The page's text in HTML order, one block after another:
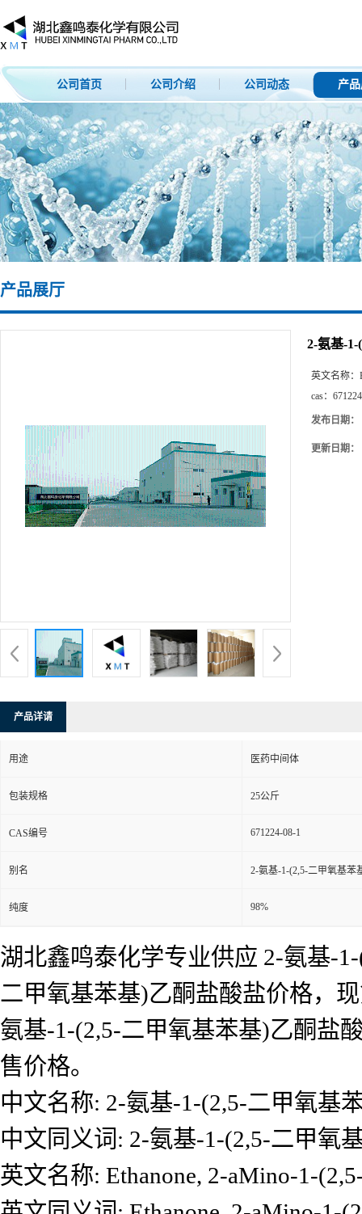
公司首页 公司介绍 公司动态 产
产品展厅
2-氨基-
英文名称：
cas：
发布日期：
更新日期：
产品详请
用途 医药中间体
包装规格 25公斤
CAS编号 671224-08-1
别名 2-氨基-1-(2,5-二甲氧基苯
纯度 98%
湖北鑫鸣泰化学专业供应 2-氨基-
二甲氧基苯基)乙酮盐酸盐价格，
氨基-1-(2,5-二甲氧基苯基)乙酮盐
售价格。
中文名称: 2-氨基-1-(2,5-二甲氧基
中文同义词: 2-氨基-1-(2,5-二甲氧
英文名称: Ethanone, 2-aMino-1-